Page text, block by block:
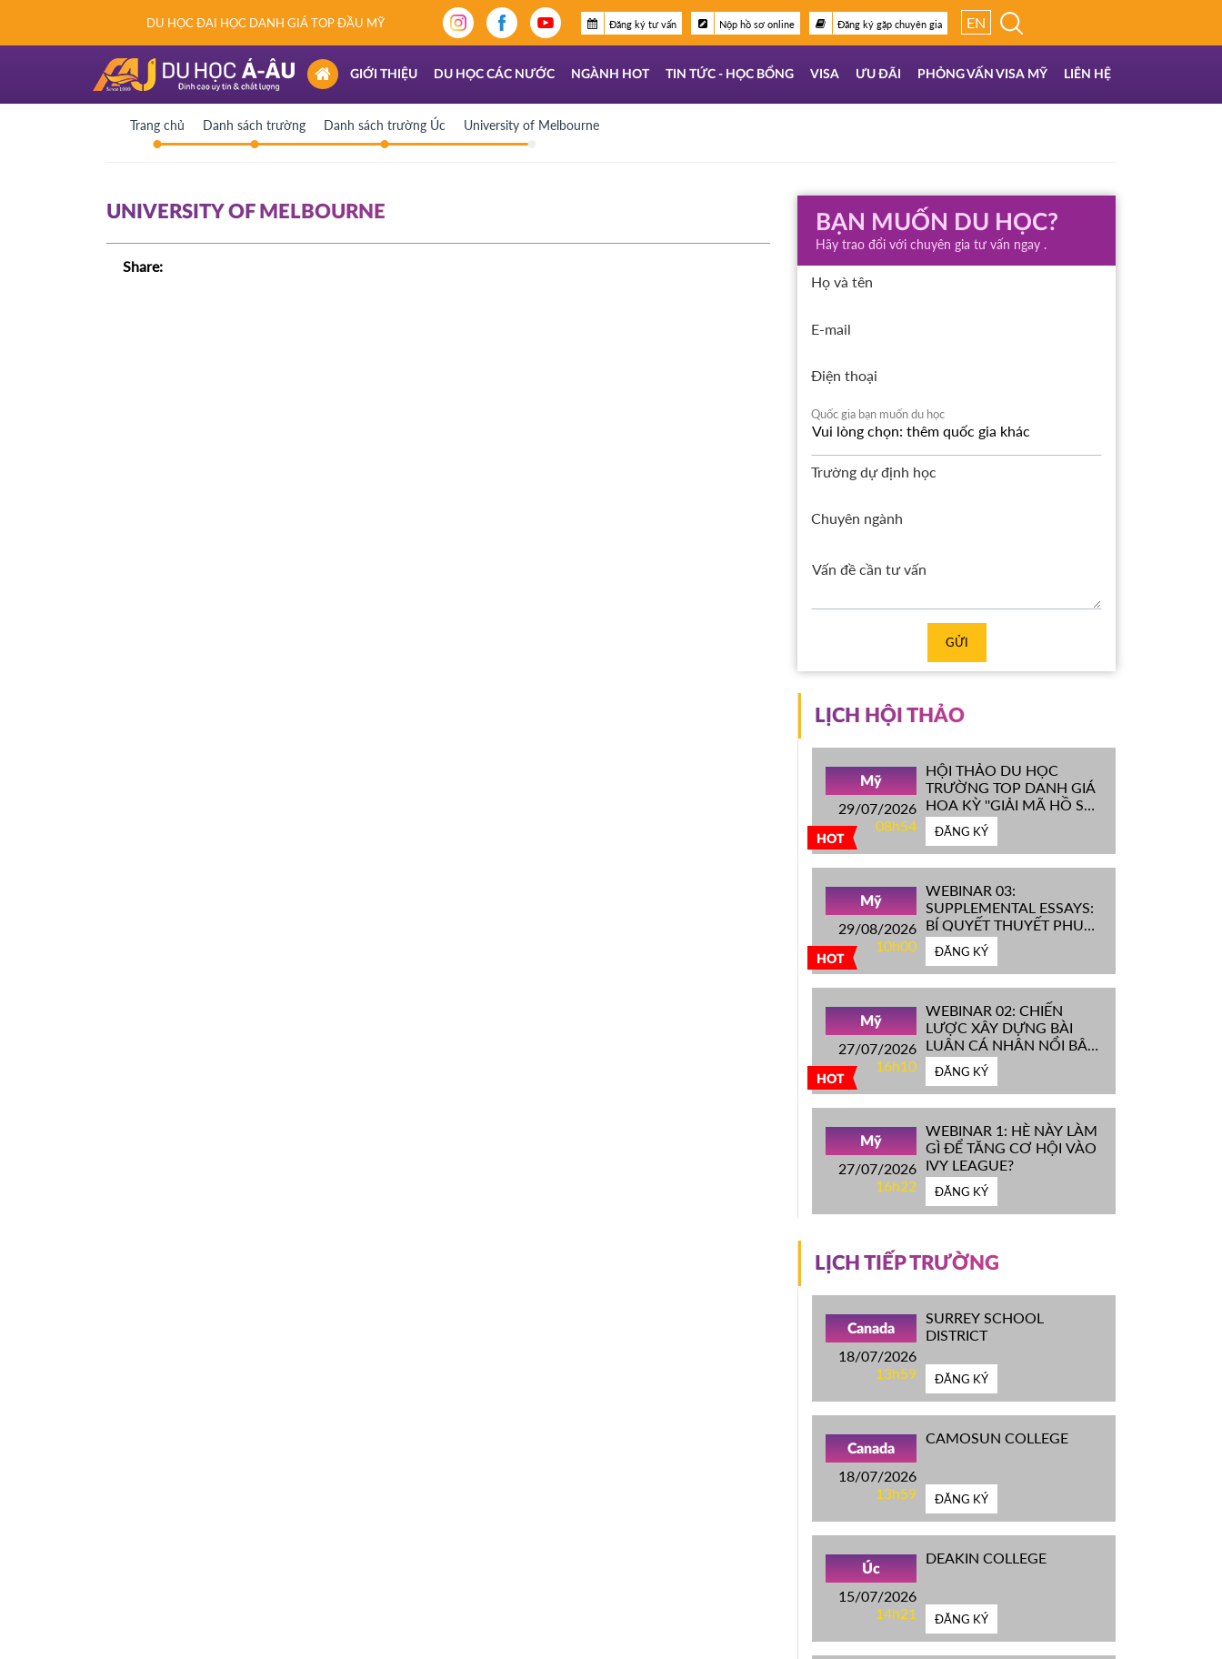
DU HỌC ĐẠI HỌC DANH GIÁ TOP ĐẦU MỸ Đăng ký tư vấn Nộp hồ sơ online Đăng ký gặp chuyên gia EN
(CURRENT)
GIỚI THIỆU DU HỌC CÁC NƯỚC NGÀNH HOT TIN TỨC - HỌC BỔNG VISA ƯU ĐÃI PHỎNG VẤN VISA MỸ LIÊN HỆ
Trang chủ Danh sách trường Danh sách trường Úc University of Melbourne
UNIVERSITY OF MELBOURNE
Share:
BẠN MUỐN DU HỌC?
Hãy trao đổi với chuyên gia tư vấn ngay .
Họ và tên
E-mail
Điện thoại
Quốc gia bạn muốn du học
Trường dự định học
Chuyên ngành
GỬI
LỊCH HỘI THẢO
HOT
Mỹ
29/07/2026
08h54
HỘI THẢO DU HỌC
TRƯỜNG TOP DANH GIÁ
HOA KỲ ''GIẢI MÃ HỒ SƠ
IVY LEAGUE''
ĐĂNG KÝ
HOT
Mỹ
29/08/2026
10h00
WEBINAR 03:
SUPPLEMENTAL ESSAYS:
BÍ QUYẾT THUYẾT PHỤC
HỘI ĐỒNG TUYỂN SINH
ĐH TOP ĐẦU MỸ
ĐĂNG KÝ
HOT
Mỹ
27/07/2026
16h10
WEBINAR 02: CHIẾN
LƯỢC XÂY DỰNG BÀI
LUẬN CÁ NHÂN NỔI BẬT
CHINH PHỤC ĐH TOP
ĐẦU MỸ
ĐĂNG KÝ
Mỹ
27/07/2026
16h22
WEBINAR 1: HÈ NÀY LÀM
GÌ ĐỂ TĂNG CƠ HỘI VÀO
IVY LEAGUE?
ĐĂNG KÝ
LỊCH TIẾP TRƯỜNG
Canada
18/07/2026
13h59
SURREY SCHOOL
DISTRICT
ĐĂNG KÝ
Canada
18/07/2026
13h59
CAMOSUN COLLEGE
ĐĂNG KÝ
Úc
15/07/2026
14h21
DEAKIN COLLEGE
ĐĂNG KÝ